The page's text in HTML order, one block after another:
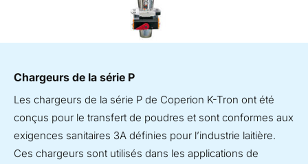
Chargeurs de la série P
Les chargeurs de la série P de Coperion K-Tron ont été
conçus pour le transfert de poudres et sont conformes aux
exigences sanitaires 3A définies pour l’industrie laitière.
Ces chargeurs sont utilisés dans les applications de